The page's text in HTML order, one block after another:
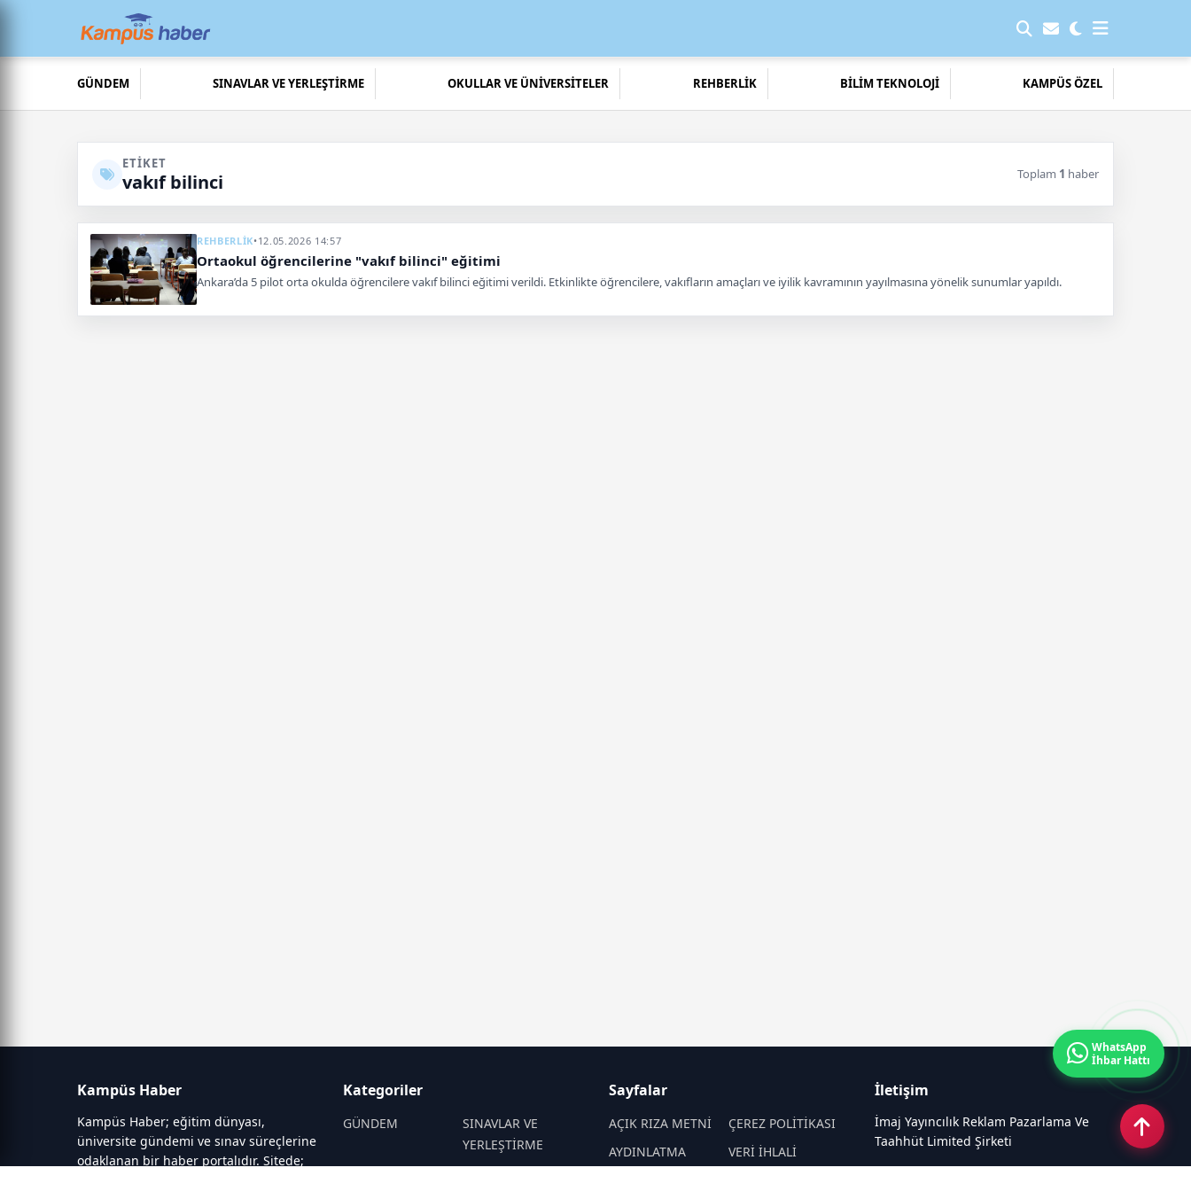
GÜNDEM SINAVLAR VE YERLEŞTİRME OKULLAR VE ÜNİVERSİTELER REHBERLİK BİLİM TEKNOLOJİ KAMPÜS ÖZEL
ETIKET
vakıf bilinci Toplam 1 haber
REHBERLİK•12.05.2026 14:57
Ortaokul öğrencilerine "vakıf bilinci" eğitimi
Ankara’da 5 pilot orta okulda öğrencilere vakıf bilinci eğitimi verildi. Etkinlikte öğrencilere, vakıfların amaçları ve iyilik kavramının yayılmasına yönelik sunumlar yapıldı.
Kampüs Haber
Kampüs Haber; eğitim dünyası,
üniversite gündemi ve sınav süreçlerine
odaklanan bir haber portalıdır. Sitede;
Kategoriler
GÜNDEM
SINAVLAR VE
YERLEŞTİRME
Sayfalar
AÇIK RIZA METNİ
ÇEREZ POLİTİKASI
AYDINLATMA
VERİ İHLALİ
İletişim
İmaj Yayıncılık Reklam Pazarlama Ve
Taahhüt Limited Şirketi
WhatsApp
İhbar Hattı